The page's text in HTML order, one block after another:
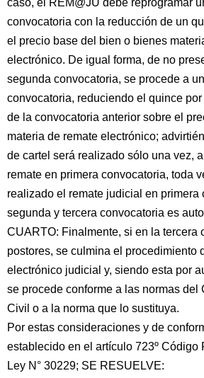
caso, el REM@JU debe reprogramar
convocatoria con la reducción de un
el precio base del bien o bienes
electrónico. De igual forma, de no
segunda convocatoria, se procede a
convocatoria, reduciendo el quince
de la convocatoria anterior sobre el
materia de remate electrónico;
de cartel será realizado sólo una vez,
remate en primera convocatoria, toda
realizado el remate judicial en primera
segunda y tercera convocatoria es
CUARTO: Finalmente, si en la tercera
postores, se culmina el procedimiento
electrónico judicial y, siendo esta por
se procede conforme a las normas del
Civil o a la norma que lo sustituya.
Por estas consideraciones y de
establecido en el artículo 723º Código
Ley N° 30229; SE RESUELVE: